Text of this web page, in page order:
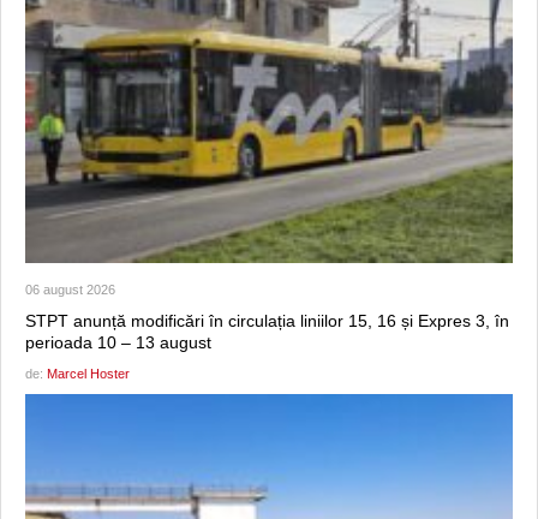
06 august 2026
STPT anunță modificări în circulația liniilor 15, 16 și Expres 3, în
perioada 10 – 13 august
de: Marcel Hoster